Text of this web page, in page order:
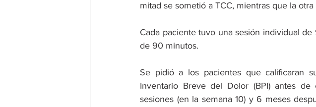
mitad se sometió a TCC, mientras que la
Cada paciente tuvo una sesión individual
de 90 minutos.
Se pidió a los pacientes que calificaran
Inventario Breve del Dolor (BPI) antes
sesiones (en la semana 10) y 6 meses